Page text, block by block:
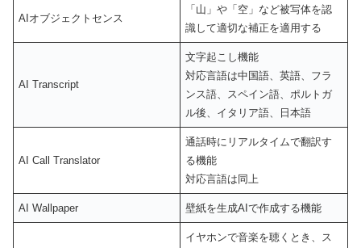
AIオブジェクトセンス
「山」や「空」など被写体を認
識して適切な補正を適用する
AI Transcript
文字起こし機能
対応言語は中国語、英語、フラ
ンス語、スペイン語、ポルトガ
ル後、イタリア語、日本語
AI Call Translator
通話時にリアルタイムで翻訳す
る機能
対応言語は同上
AI Wallpaper 壁紙を生成AIで作成する機能
イヤホンで音楽を聴くとき、ス